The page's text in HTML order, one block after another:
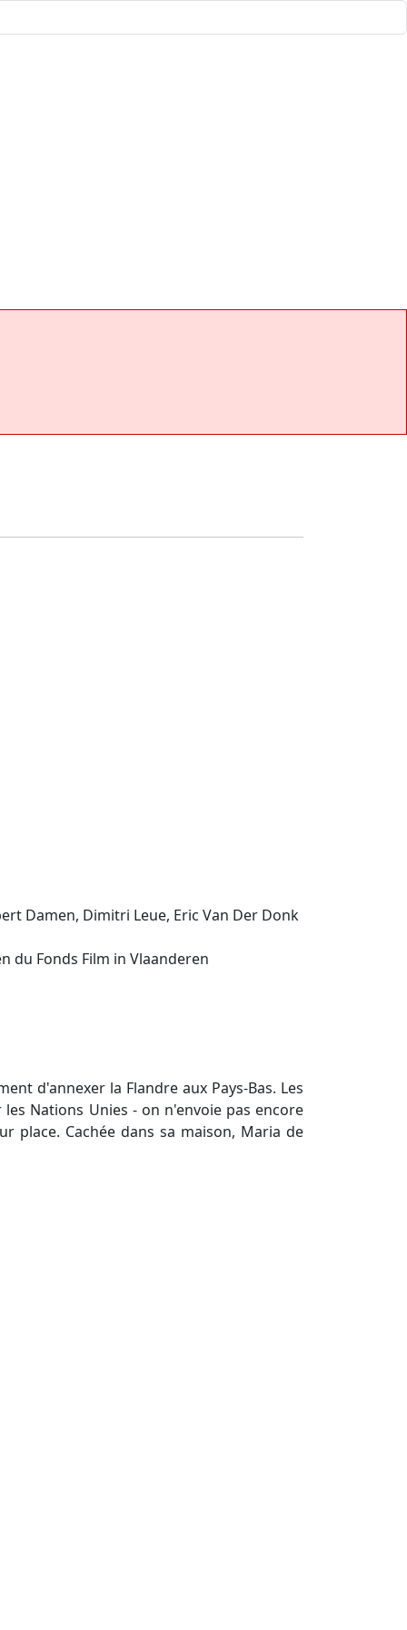
Damen, Dimitri Leue, Eric Van Der Donk
du Fonds Film in Vlaanderen
d'annexer la Flandre aux Pays-Bas. Les
Nations Unies - on n'envoie pas encore
place. Cachée dans sa maison, Maria de